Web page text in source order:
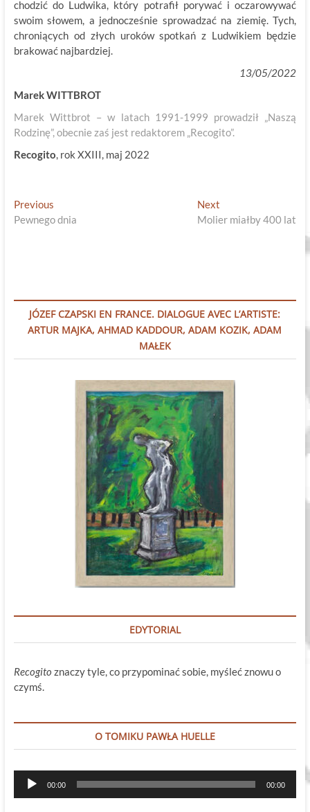
chodzić do Ludwika, który potrafił porywać i oczarowywać
swoim słowem, a jednocześnie sprowadzać na ziemię. Tych,
chroniących od złych uroków spotkań z Ludwikiem będzie
brakować najbardziej.
13/05/2022
Marek WITTBROT
Marek Wittbrot – w latach 1991-1999 prowadził „Naszą
Rodzinę”, obecnie zaś jest redaktorem „Recogito”.
Recogito, rok XXIII, maj 2022
Nawigacja
wpisu
PreviousPrevious
post:
Pewnego dnia
Next
post:
Molier miałby 400 lat
JÓZEF CZAPSKI EN FRANCE. DIALOGUE AVEC L’ARTISTE:
ARTUR MAJKA, AHMAD KADDOUR, ADAM KOZIK, ADAM
MAŁEK
EDYTORIAL
Recogito znaczy tyle, co przypominać sobie, myśleć znowu o
czymś.
O TOMIKU PAWŁA HUELLE
Odtwarzacz
plików
00:00 00:00